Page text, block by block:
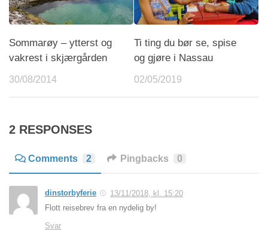
Sommarøy – ytterst og
vakrest i skjærgården
30/08/2014
Ti ting du bør se, spise
og gjøre i Nassau
02/05/2019
2 RESPONSES
Comments 2 Pingbacks 0
dinstorbyferie
13/11/2018, kl. 15:20
Flott reisebrev fra en nydelig by!
Svar